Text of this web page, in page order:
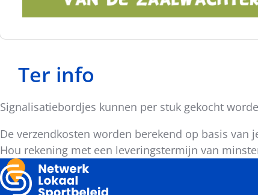
Ter info
Signalisatiebordjes kunnen per stuk gekocht
De verzendkosten worden berekend op basis van
Hou rekening met een leveringstermijn van